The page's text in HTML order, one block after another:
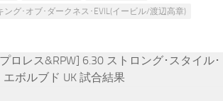
ング･オブ･ダークネス･EVIL(イービル/渡辺高章)
ロレス&RPW] 6.30 ストロング･スタイル･
エボルブド UK 試合結果